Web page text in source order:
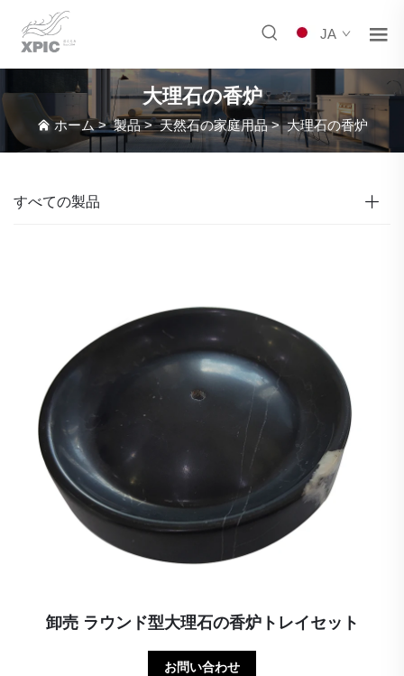
JA
大理石の香炉
ホーム>製品>天然石の家庭用品>大理石の香炉
すべての製品
卸売 ラウンド型大理石の香炉トレイセット
お問い合わせ